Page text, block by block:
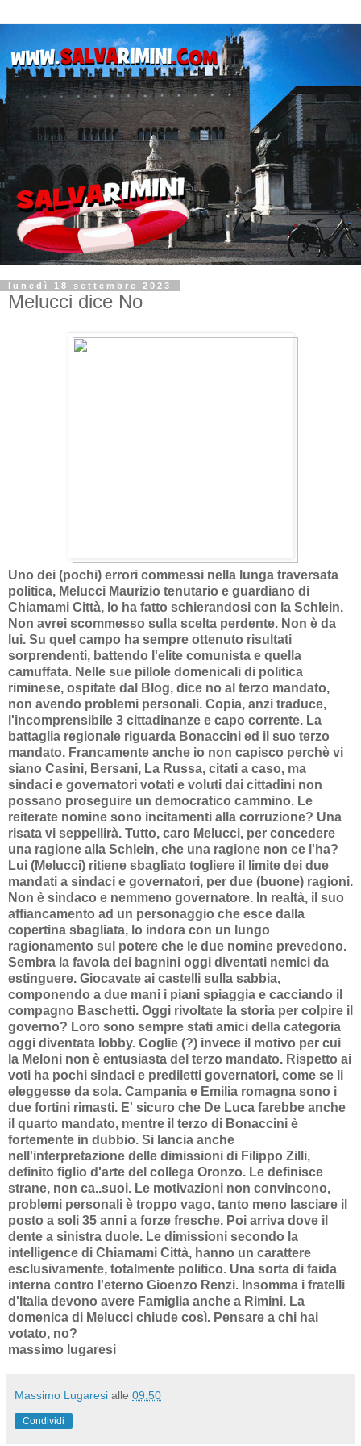
lunedì 18 settembre 2023
Melucci dice No
Uno dei (pochi) errori commessi nella lunga traversata
politica, Melucci Maurizio tenutario e guardiano di
Chiamami Città, lo ha fatto schierandosi con la Schlein.
Non avrei scommesso sulla scelta perdente. Non è da
lui. Su quel campo ha sempre ottenuto risultati
sorprendenti, battendo l'elite comunista e quella
camuffata. Nelle sue pillole domenicali di politica
riminese, ospitate dal Blog, dice no al terzo mandato,
non avendo problemi personali. Copia, anzi traduce,
l'incomprensibile 3 cittadinanze e capo corrente. La
battaglia regionale riguarda Bonaccini ed il suo terzo
mandato. Francamente anche io non capisco perchè vi
siano Casini, Bersani, La Russa, citati a caso, ma
sindaci e governatori votati e voluti dai cittadini non
possano proseguire un democratico cammino. Le
reiterate nomine sono incitamenti alla corruzione? Una
risata vi seppellirà. Tutto, caro Melucci, per concedere
una ragione alla Schlein, che una ragione non ce l'ha?
Lui (Melucci) ritiene sbagliato togliere il limite dei due
mandati a sindaci e governatori, per due (buone) ragioni.
Non è sindaco e nemmeno governatore. In realtà, il suo
affiancamento ad un personaggio che esce dalla
copertina sbagliata, lo indora con un lungo
ragionamento sul potere che le due nomine prevedono.
Sembra la favola dei bagnini oggi diventati nemici da
estinguere. Giocavate ai castelli sulla sabbia,
componendo a due mani i piani spiaggia e cacciando il
compagno Baschetti. Oggi rivoltate la storia per colpire il
governo? Loro sono sempre stati amici della categoria
oggi diventata lobby. Coglie (?) invece il motivo per cui
la Meloni non è entusiasta del terzo mandato. Rispetto ai
voti ha pochi sindaci e prediletti governatori, come se li
eleggesse da sola. Campania e Emilia romagna sono i
due fortini rimasti. E' sicuro che De Luca farebbe anche
il quarto mandato, mentre il terzo di Bonaccini è
fortemente in dubbio. Si lancia anche
nell'interpretazione delle dimissioni di Filippo Zilli,
definito figlio d'arte del collega Oronzo. Le definisce
strane, non ca..suoi. Le motivazioni non convincono,
problemi personali è troppo vago, tanto meno lasciare il
posto a soli 35 anni a forze fresche. Poi arriva dove il
dente a sinistra duole. Le dimissioni secondo la
intelligence di Chiamami Città, hanno un carattere
esclusivamente, totalmente politico. Una sorta di faida
interna contro l'eterno Gioenzo Renzi. Insomma i fratelli
d'Italia devono avere Famiglia anche a Rimini. La
domenica di Melucci chiude così. Pensare a chi hai
votato, no?
massimo lugaresi
Massimo Lugaresi alle 09:50
Condividi